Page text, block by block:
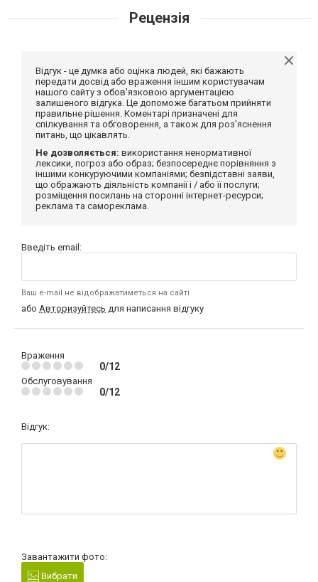
Рецензія
Відгук - це думка або оцінка людей, які бажають
передати досвід або враження іншим користувачам
нашого сайту з обов'язковою аргументацією
залишеного відгука. Це допоможе багатьом прийняти
правильне рішення. Коментарі призначені для
спілкування та обговорення, а також для роз'яснення
питань, що цікавлять.
Не дозволяється: використання ненормативної
лексики, погроз або образ; безпосереднє порівняння з
іншими конкуруючими компаніями; безпідставні заяви,
що ображають діяльність компанії і / або її послуги;
розміщення посилань на сторонні інтернет-ресурси;
реклама та самореклама.
Введіть email:
Ваш e-mail не відображатиметься на сайті
або Авторизуйтесь для написання відгуку
Враження
0/12
Обслуговування
0/12
Відгук:
Завантажити фото:
Вибрати